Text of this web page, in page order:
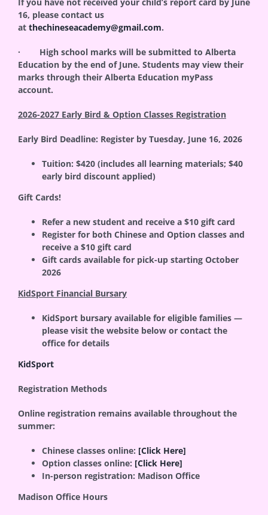
16, please contact us
at thechineseacademy@gmail.com.
· High school marks will be submitted to Alberta
Education by the end of June. Students may view their
marks through their Alberta Education myPass
account.
2026-2027 Early Bird & Option Classes Registration
Early Bird Deadline: Register by Tuesday, June 16, 2026
Tuition: $420 (includes all learning materials; $40
early bird discount applied)
Gift Cards!
Refer a new student and receive a $10 gift card
Register for both Chinese and Option classes and
receive a $10 gift card
Gift cards available for pick-up starting October
2026
KidSport Financial Bursary
KidSport bursary available for eligible families —
please visit the website below or contact the
office for details
KidSport
Registration Methods
Online registration remains available throughout the
summer:
Chinese classes online: [Click Here]
Option classes online: [Click Here]
In-person registration: Madison Office
Madison Office Hours